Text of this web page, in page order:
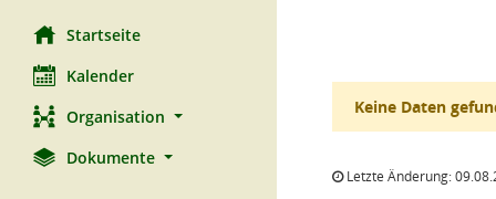
Startseite
Kalender
Organisation
Dokumente
Keine Daten
Letzte Änderung: